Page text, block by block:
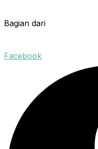
Bagian dari
Facebook